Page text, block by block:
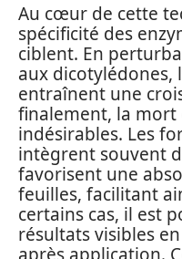
Au cœur de cette
spécificité des
ciblent. En
aux dicotylédones,
entraînent une
finalement, la mort
indésirables. Les
intègrent souvent
favorisent une
feuilles, facilitant
certains cas, il est
résultats visibles
après application.